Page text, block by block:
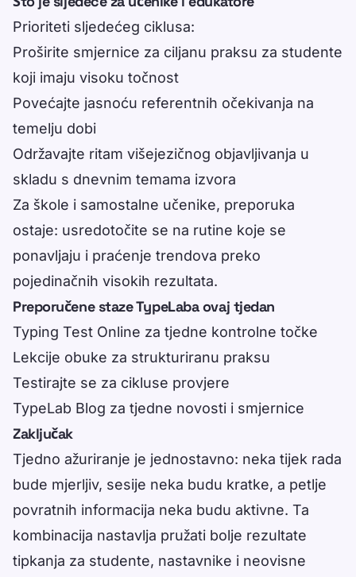
Prioriteti sljedećeg ciklusa:
Proširite smjernice za ciljanu praksu za studente
koji imaju visoku točnost
Povećajte jasnoću referentnih očekivanja na
temelju dobi
Održavajte ritam višejezičnog objavljivanja u
skladu s dnevnim temama izvora
Za škole i samostalne učenike, preporuka
ostaje: usredotočite se na rutine koje se
ponavljaju i praćenje trendova preko
pojedinačnih visokih rezultata.
Preporučene staze TypeLaba ovaj tjedan
Typing Test Online za tjedne kontrolne točke
Lekcije obuke za strukturiranu praksu
Testirajte se za cikluse provjere
TypeLab Blog za tjedne novosti i smjernice
Zaključak
Tjedno ažuriranje je jednostavno: neka tijek rada
bude mjerljiv, sesije neka budu kratke, a petlje
povratnih informacija neka budu aktivne. Ta
kombinacija nastavlja pružati bolje rezultate
tipkanja za studente, nastavnike i neovisne